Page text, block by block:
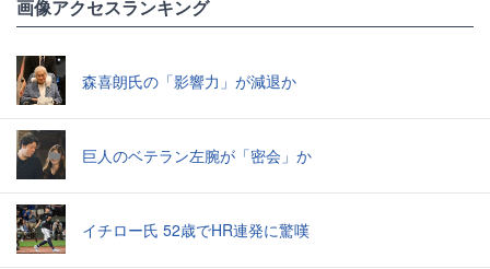
画像アクセスランキング
森喜朗氏の「影響力」が減退か
巨人のベテラン左腕が「密会」か
イチロー氏 52歳でHR連発に驚嘆